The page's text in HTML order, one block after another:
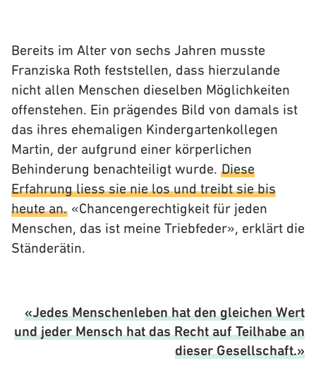
Bereits im Alter von sechs Jahren musste
Franziska Roth feststellen, dass hierzulande
nicht allen Menschen dieselben Möglichkeiten
offenstehen. Ein prägendes Bild von damals ist
das ihres ehemaligen Kindergartenkollegen
Martin, der aufgrund einer körperlichen
Behinderung benachteiligt wurde. Diese
Erfahrung liess sie nie los und treibt sie bis
heute an. «Chancengerechtigkeit für jeden
Menschen, das ist meine Triebfeder», erklärt die
Ständerätin.
«Jedes Menschenleben hat den gleichen Wert
und jeder Mensch hat das Recht auf Teilhabe an
dieser Gesellschaft.»